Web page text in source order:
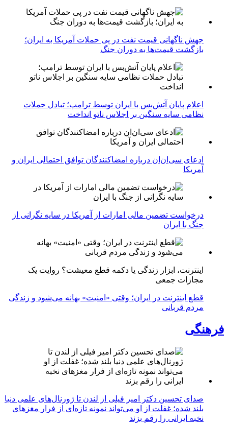
جهش ناگهانی قیمت نفت در پی حملات آمریکا به ایران؛
بازگشت قیمت‌ها به دوران جنگ
اعلام پایان آتش‌بس با ایران توسط ترامپ؛ تبادل حملات
نظامی سایه سنگین بر اجلاس ناتو انداخت
ادعای سی‌ان‌ان درباره امضاکنندگان توافق احتمالی ایران و
آمریکا
درخواست تضمین مالی امارات از آمریکا در سایه نگرانی از
جنگ با ایران
اینترنت، ابزار زندگی یا دکمه قطع معیشت؟ روایت یک
مجازات جمعی
قطع اینترنت در ایران؛ وقتی «امنیت» بهانه می‌شود و زندگی
مردم قربانی
فرهنگی
صدای تحسین دکتر امیر فیلی از لندن تا ژورنال‌های علمی دنیا
بلند شده؛ غفلت از او می‌تواند نمونه تازه‌ای از فرار مغزهای
نخبه ایرانی را رقم بزند